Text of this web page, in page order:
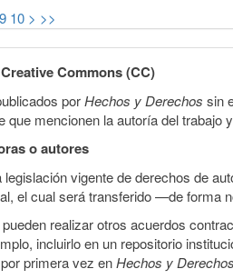
9 10 > >>
Commons (CC)
porHechos y Derechos sin
que mencionen la autoría del
o autores
legislación vigente de derechos de
el cual será transferido —de forma
realizar otros acuerdos
incluirlo en un repositorio
primera vez enHechos y Derechos